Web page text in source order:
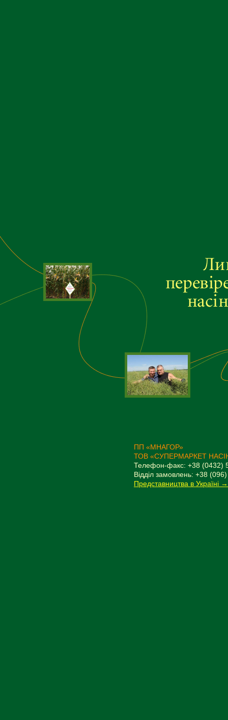
ПП «МНАГОР»
ТОВ «СУПЕРМАРКЕТ
Телефон-факс: +38 (0432)
Відділ замовлень: +38
Представництва в Україні →